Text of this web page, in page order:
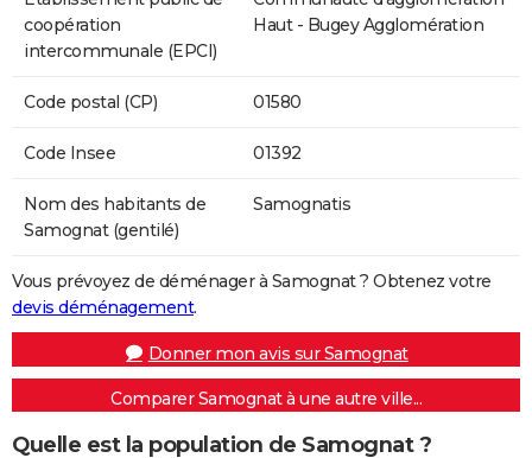
coopération
intercommunale (EPCI)
Haut - Bugey Agglomération
Code postal (CP) 01580
Code Insee 01392
Nom des habitants de
Samognat (gentilé)
Samognatis
Vous prévoyez de déménager à Samognat ? Obtenez votre
devis déménagement.
Donner mon avis sur Samognat
Comparer Samognat à une autre ville...
Quelle est la population de Samognat ?